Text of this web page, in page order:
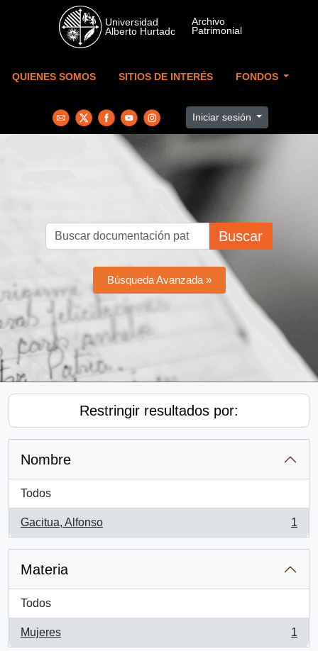
Skip to main content
QUIENES SOMOS SITIOS DE INTERÉS FONDOS
Iniciar sesión
Buscar
Búsqueda Avanzada »
Restringir resultados por:
Nombre
Todos
Gacitua, Alfonso
, 1 resultados
1
Materia
Todos
Mujeres
, 1 resultados
1